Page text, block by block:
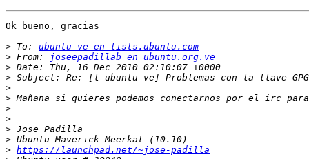
Ok bueno, gracias
> To: ubuntu-ve en lists.ubuntu.com
> From:
joseepadillab en ubuntu.org.ve
>
>
>
>
>
>
>
>
> https://launchpad.net/~jose-padilla